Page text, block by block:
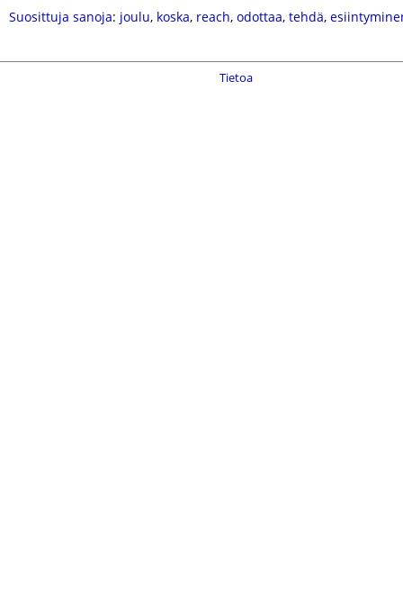
Suosittuja sanoja: joulu, koska, reach, odottaa, tehdä,
Tietoa